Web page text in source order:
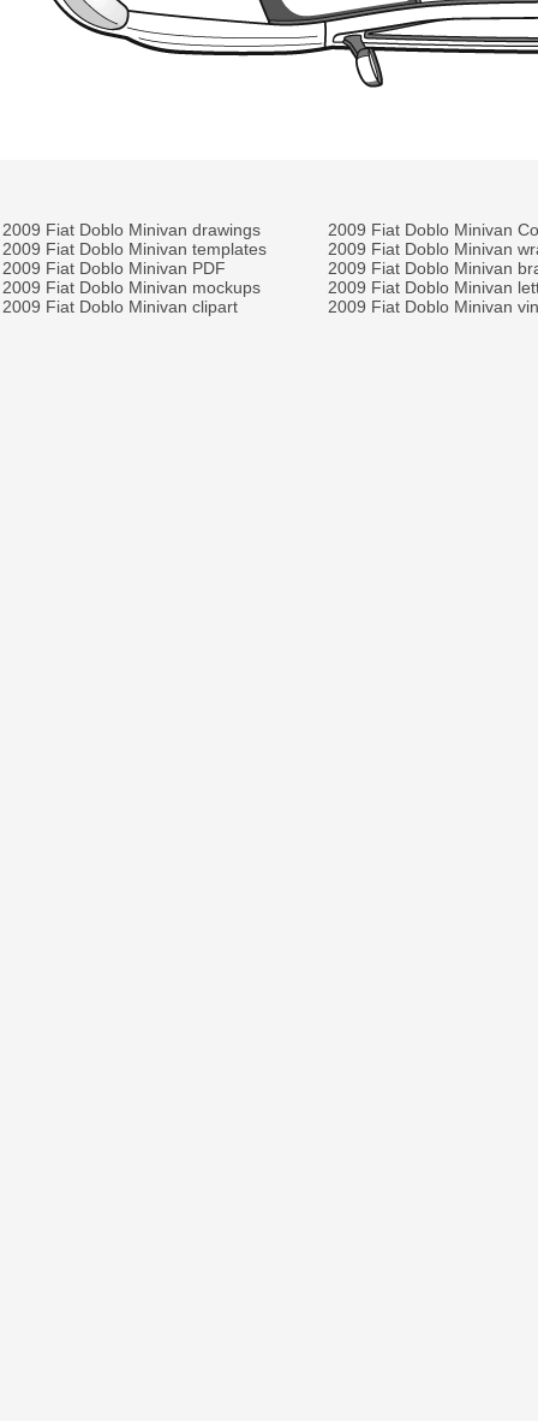
2009 Fiat Doblo Minivan drawings
2009 Fiat Doblo Minivan templates
2009 Fiat Doblo Minivan PDF
2009 Fiat Doblo Minivan mockups
2009 Fiat Doblo Minivan clipart
2009 Fiat Doblo Minivan
2009 Fiat Doblo Minivan
2009 Fiat Doblo Minivan
2009 Fiat Doblo Minivan
2009 Fiat Doblo Minivan